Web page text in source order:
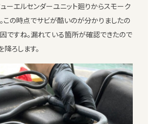
ーエルセンダーユニット廻りからスモーク
この時点でサビが酷いのが分かりましたの
ですね。漏れている箇所が確認できたので
ろします。